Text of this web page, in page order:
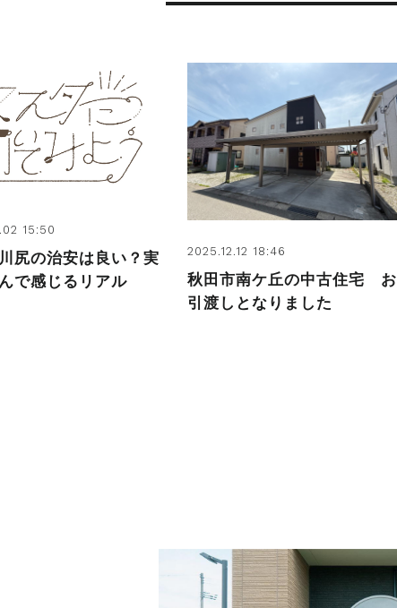
15:50
尻の治安は良い？実
で感じるリアル
2025.12.12 18:46
秋田市南ケ丘の中古住宅 お
引渡しとなりました